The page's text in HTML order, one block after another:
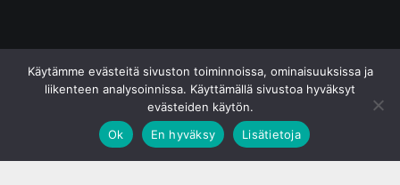
Käytämme evästeitä sivuston toiminnoissa, ominaisuuksissa ja
liikenteen analysoinnissa. Käyttämällä sivustoa hyväksyt
evästeiden käytön.
Ok
En hyväksy Lisätietoja